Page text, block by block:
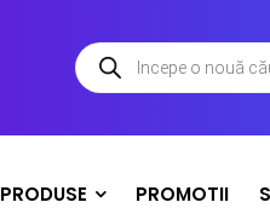
PRODUSE PROMOTII